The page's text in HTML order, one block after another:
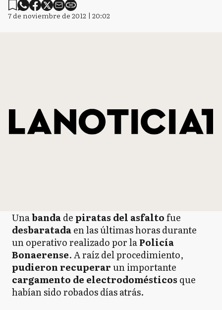
7 de noviembre de 2012 | 20:02
Unabandade piratas del asfaltofue
desbaratadaen las últimas horas durante
un operativo realizado por laPolicía
Bonaerense. A raíz del procedimiento,
pudieron recuperarun importante
cargamento de electrodomésticos que
habían sido robados días atrás.